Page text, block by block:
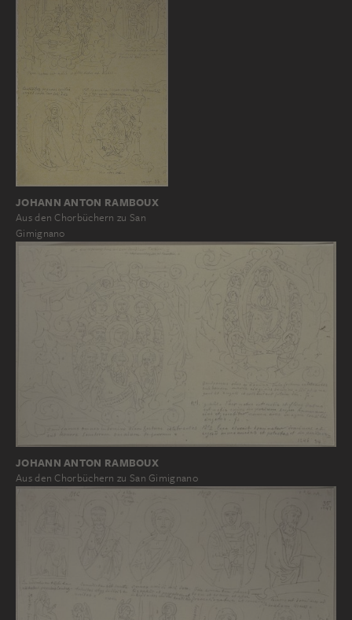
JOHANN ANTON RAMBOUX
Aus den Chorbüchern zu San
Gimignano
JOHANN ANTON RAMBOUX
Aus den Chorbüchern zu San Gimignano